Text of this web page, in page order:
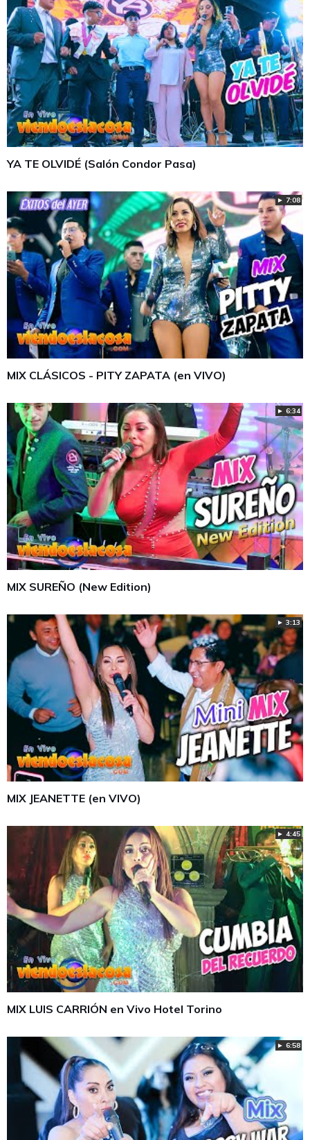
YA TE OLVIDÉ (Salón Condor Pasa)
► 7:08
MIX CLÁSICOS - PITY ZAPATA (en VIVO)
► 6:34
MIX SUREÑO (New Edition)
► 3:13
MIX JEANETTE (en VIVO)
► 4:45
MIX LUIS CARRIÓN en Vivo Hotel Torino
► 6:58